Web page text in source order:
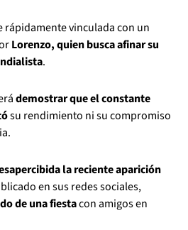
rápidamente vinculada con un
Lorenzo, quien busca afinar su
.
demostrar que el constante
su rendimiento ni su compromiso
la reciente aparición
en sus redes sociales,
de una fiestacon amigos en